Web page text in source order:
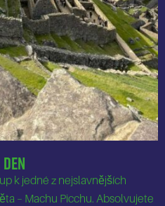
k jedné z nejslavnějších
– Machu Picchu. Absolvujete